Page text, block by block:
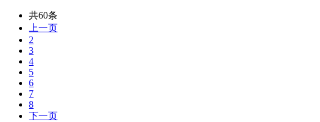
共60条
上一页
2
3
4
5
6
7
8
下一页